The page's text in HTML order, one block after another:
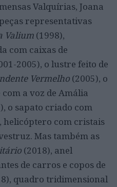
Valquírias, Joana
representativas
Valium (1998),
com caixas de
2005), o lustre feito de
Vermelho (2005), o
a voz de Amália
o sapato criado com
helicóptero com cristais
Mas também as
(2018), anel
de carros e copos de
quadro tridimensional